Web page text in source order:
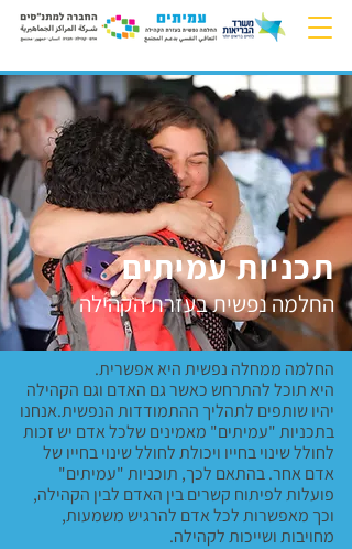
תכניות עמיתים
החלמה נפשית בעזרת הקהילה
החלמה ממחלה נפשית היא אפשרית.
היא תוכל להתרחש כאשר גם האדם וגם הקהילה
יהיו שותפים לתהליך ההתמודדות הנפשית.אנחנו
בתכניות "עמיתים" מאמינים שלכל אדם יש זכות
לחולל שינוי בחייו ויכולת לחולל שינוי בחייו של
אדם אחר. בהתאם לכך, תוכניות "עמיתים"
פועלות לפיתוח קשרים בין האדם לבין הקהילה,
וכך מאפשרות לכל אדם להרגיש משמעות,
מחויבות ושייכות לקהילה.